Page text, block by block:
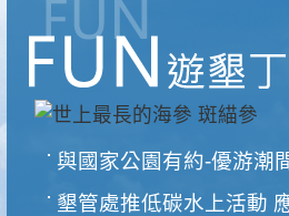
與國家公園有約-優游潮
墾管處推低碳水上活動 應屆